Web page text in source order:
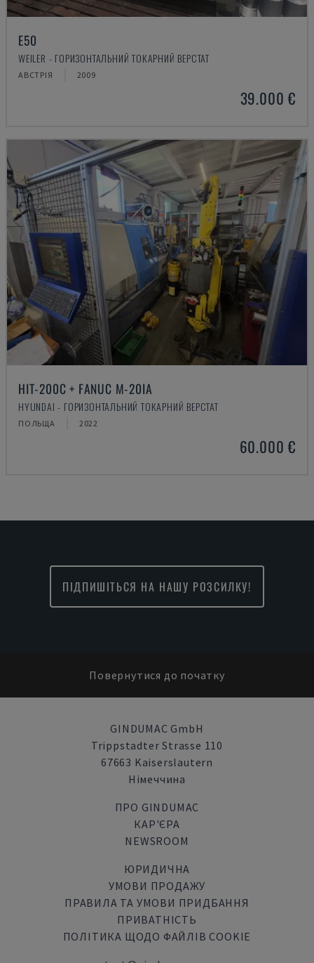
E50
WEILER - ГОРИЗОНТАЛЬНИЙ ТОКАРНИЙ ВЕРСТАТ
АВСТРІЯ 2009
39.000 €
HIT-200C + FANUC M-20IA
HYUNDAI - ГОРИЗОНТАЛЬНИЙ ТОКАРНИЙ ВЕРСТАТ
ПОЛЬЩА 2022
60.000 €
ПІДПИШІТЬСЯ НА НАШУ РОЗСИЛКУ!
Повернутися до початку
GINDUMAC GmbH
Trippstadter Strasse 110
67663 Kaiserslautern
Німеччина
ПРО GINDUMAC
КАР'ЄРА
NEWSROOM
ЮРИДИЧНА
УМОВИ ПРОДАЖУ
ПРАВИЛА ТА УМОВИ ПРИДБАННЯ
ПРИВАТНІСТЬ
ПОЛІТИКА ЩОДО ФАЙЛІВ COOKIE